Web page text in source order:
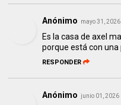
Anónimo mayo 31, 2026
Es la casa de axel
porque está con una
RESPONDER
Anónimo junio 01, 2026